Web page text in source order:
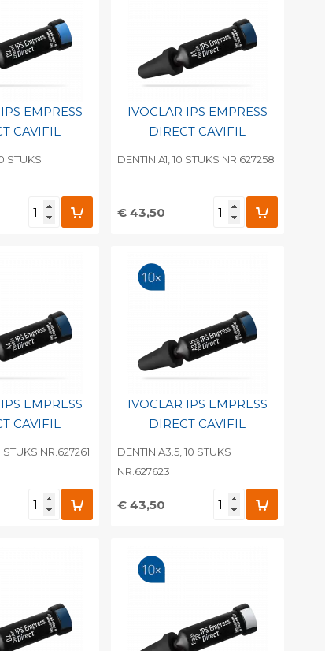
EMPRESS
CAVIFIL
STUKS
IVOCLAR IPS EMPRESS
DIRECT CAVIFIL
DENTIN A1, 10 STUKS NR.627258
€ 43,50
Print barcode
EMPRESS
CAVIFIL
NR.627261
IVOCLAR IPS EMPRESS
DIRECT CAVIFIL
DENTIN A3.5, 10 STUKS
NR.627623
€ 43,50
Print barcode